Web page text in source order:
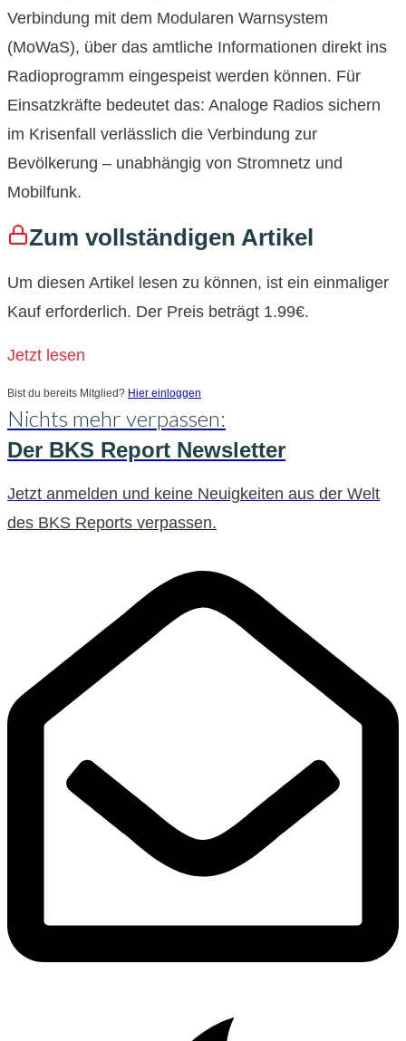
Verbindung mit dem Modularen Warnsystem
(MoWaS), über das amtliche Informationen direkt ins
Radioprogramm eingespeist werden können. Für
Einsatzkräfte bedeutet das: Analoge Radios sichern
im Krisenfall verlässlich die Verbindung zur
Bevölkerung – unabhängig von Stromnetz und
Mobilfunk.
Zum vollständigen Artikel
Um diesen Artikel lesen zu können, ist ein einmaliger
Kauf erforderlich. Der Preis beträgt 1.99€.
Jetzt lesen
Bist du bereits Mitglied? Hier einloggen
Nichts mehr verpassen:
Der BKS Report Newsletter
Jetzt anmelden und keine Neuigkeiten aus der Welt
des BKS Reports verpassen.